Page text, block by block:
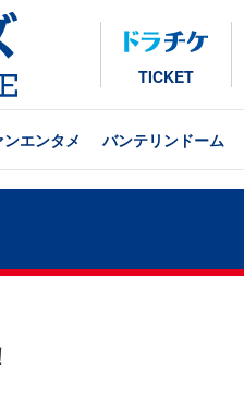
TICKET
ンエンタメ バンテリンドーム